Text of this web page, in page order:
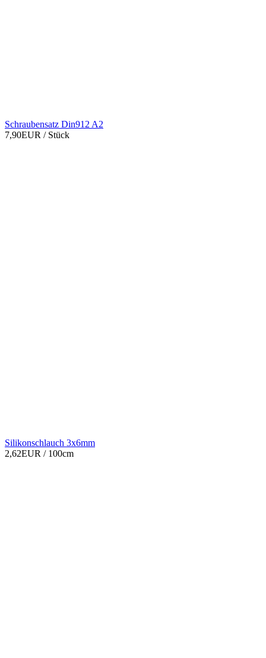
Schraubensatz Din912 A2
7,90EUR / Stück
Silikonschlauch 3x6mm
2,62EUR / 100cm